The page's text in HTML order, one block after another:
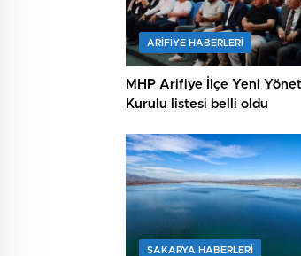
ARIFIYE HABERLERI
MHP Arifiye İlçe Yeni
Kurulu listesi belli oldu
SAKARYA HABERLERI